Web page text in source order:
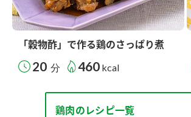
「穀物酢」で作る鶏のさっぱり煮
20 分 460 kcal
鶏肉のレシピ一覧